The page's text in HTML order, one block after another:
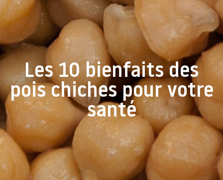
Les 10 bienfaits des
pois chiches pour votre
santé